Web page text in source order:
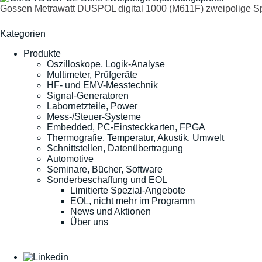
Gossen Metrawatt DUSPOL digital 1000 (M611F) zweipolige
Kategorien
Produkte
Oszilloskope, Logik-Analyse
Multimeter, Prüfgeräte
HF- und EMV-Messtechnik
Signal-Generatoren
Labornetzteile, Power
Mess-/Steuer-Systeme
Embedded, PC-Einsteckkarten, FPGA
Thermografie, Temperatur, Akustik, Umwelt
Schnittstellen, Datenübertragung
Automotive
Seminare, Bücher, Software
Sonderbeschaffung und EOL
Limitierte Spezial-Angebote
EOL, nicht mehr im Programm
News und Aktionen
Über uns